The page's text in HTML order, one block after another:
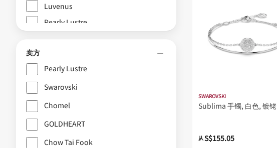
Luvenus
Pearly Lustre
施华洛世奇
麒麟珠宝
卖方
Pearly Lustre
Swarovski
Chomel
GOLDHEART
Chow Tai Fook
SWAROVSKI
Sublima 手镯, 白色, 镀铑
从S$155.05